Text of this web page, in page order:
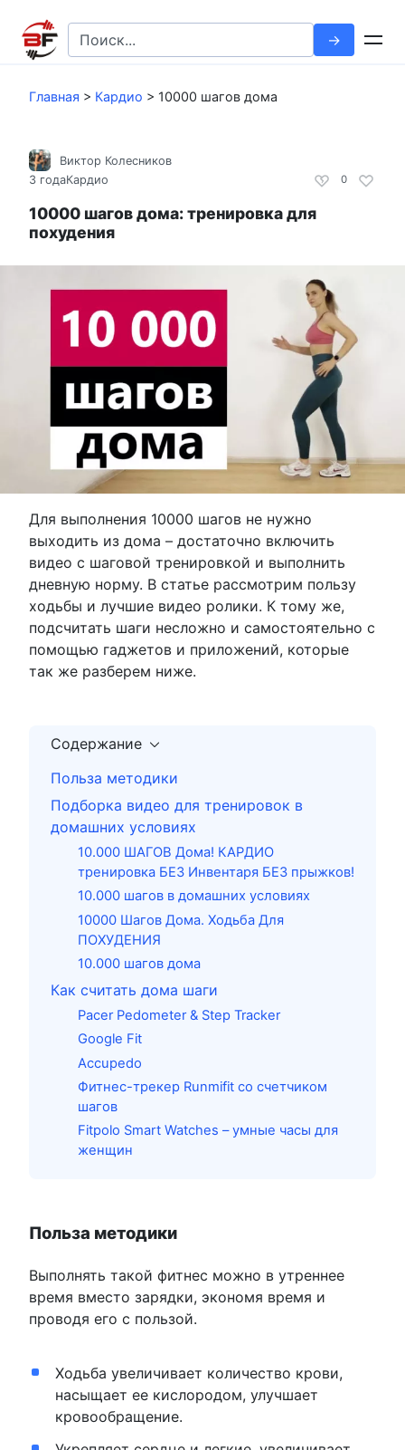
контенту
Search
for:
Главная > Кардио > 10000 шагов дома
0
Виктор Колесников
3 годаКардио
10000 шагов дома: тренировка для
похудения
Для выполнения 10000 шагов не нужно
выходить из дома – достаточно включить
видео с шаговой тренировкой и выполнить
дневную норму. В статье рассмотрим пользу
ходьбы и лучшие видео ролики. К тому же,
подсчитать шаги несложно и самостоятельно с
помощью гаджетов и приложений, которые
так же разберем ниже.
Содержание
Польза методики
Подборка видео для тренировок в
домашних условиях
10.000 ШАГОВ Дома! КАРДИО
тренировка БЕЗ Инвентаря БЕЗ прыжков!
10.000 шагов в домашних условиях
10000 Шагов Дома. Ходьба Для
ПОХУДЕНИЯ
10.000 шагов дома
Как считать дома шаги
Pacer Pedometer & Step Tracker
Google Fit
Аccupedo
Фитнес-трекер Runmifit со счетчиком
шагов
Fitpolo Smart Watches – умные часы для
женщин
Польза методики
Выполнять такой фитнес можно в утреннее
время вместо зарядки, экономя время и
проводя его с пользой.
Ходьба увеличивает количество крови,
насыщает ее кислородом, улучшает
кровообращение.